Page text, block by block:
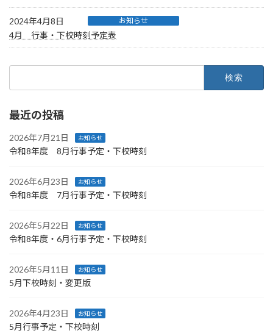
2024年4月8日 お知らせ
4月 行事・下校時刻予定表
最近の投稿
2026年7月21日 お知らせ
令和8年度 8月行事予定・下校時刻
2026年6月23日 お知らせ
令和8年度 7月行事予定・下校時刻
2026年5月22日 お知らせ
令和8年度・6月行事予定・下校時刻
2026年5月11日 お知らせ
5月下校時刻・変更版
2026年4月23日 お知らせ
5月行事予定・下校時刻